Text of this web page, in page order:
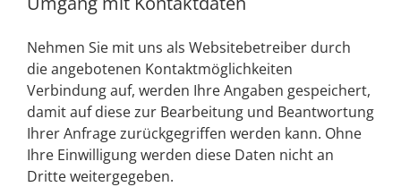
Nehmen Sie mit uns als Websitebetreiber durch
die angebotenen Kontaktmöglichkeiten
Verbindung auf, werden Ihre Angaben gespeichert,
damit auf diese zur Bearbeitung und Beantwortung
Ihrer Anfrage zurückgegriffen werden kann. Ohne
Ihre Einwilligung werden diese Daten nicht an
Dritte weitergegeben.